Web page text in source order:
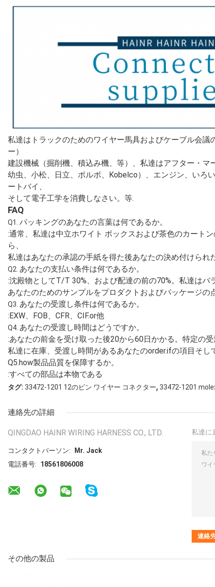
私達はトラックのためのワイヤー馬具およびケーブル会
ー）
建設機械（掘削機、積込み機、等）、私達はアフター・
幼虫、小松、日立、ボルボ、Kobelco）、エンジン、いろ
ートバイ、
そして電子工学を消費しなさい。等.
FAQ
Q1. パッキングのあなたの言葉は何であるか。
:通常、私達は中立ホワイト ボックスおよび茶色のカート
ら、
私達はあなたの承認の手紙を得た後あなたの決め付けられ
Q2. あなたの支払い条件は何であるか。
:沈殿物としてT/T 30%、および配達の前の70%。私達は
あなたのためのサンプルをプロダクトおよびパッケージの
Q3. あなたの受渡し条件は何であるか。
:EXW、FOB、CFR、CIF.or他
Q4. あなたの受渡し時間はどうですか。
:あなたの前金を受け取った後20から60日かかる。特定の
私達に在庫、受渡し時間があるあなたのorder.ifの項目そし
Q5.how製品品質を保障するか。
:すべての部品は本物である
タグ: 33472-1201 12のピン ワイヤー コネクター, 33472-1201
連絡先の詳細
QINGDAO HAINR WIRING HARNESS CO., LTD.
コンタクトパーソン:
Mr. Jack
電話番号:
18561806008
私達に
その他の製品